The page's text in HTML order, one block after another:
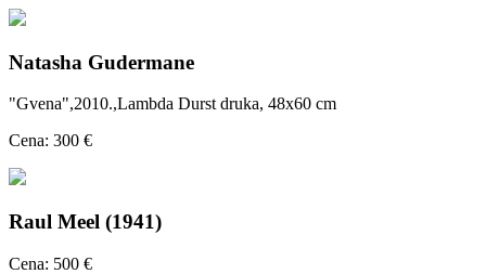
Natasha Gudermane
"Gvena",2010.,Lambda Durst druka, 48x60 cm
Cena: 300 €
Raul Meel (1941)
Cena: 500 €